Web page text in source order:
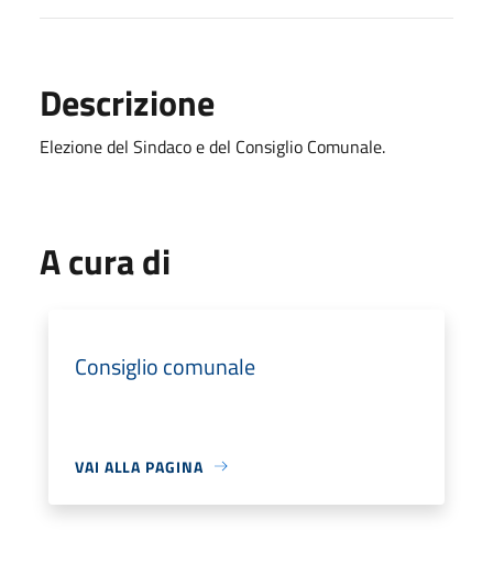
Descrizione
Elezione del Sindaco e del Consiglio Comunale.
A cura di
Consiglio comunale
VAI ALLA PAGINA